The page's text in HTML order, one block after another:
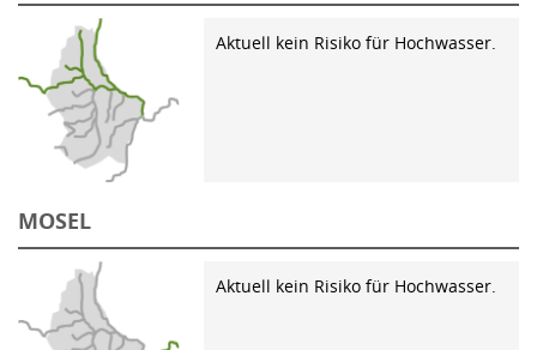
Aktuell kein Risiko für Hochwasser.
MOSEL
Aktuell kein Risiko für Hochwasser.